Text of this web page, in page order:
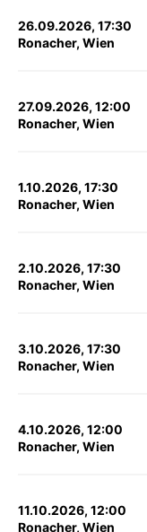
26.09.2026, 17:30
Ronacher, Wien
27.09.2026, 12:00
Ronacher, Wien
1.10.2026, 17:30
Ronacher, Wien
2.10.2026, 17:30
Ronacher, Wien
3.10.2026, 17:30
Ronacher, Wien
4.10.2026, 12:00
Ronacher, Wien
11.10.2026, 12:00
Ronacher, Wien